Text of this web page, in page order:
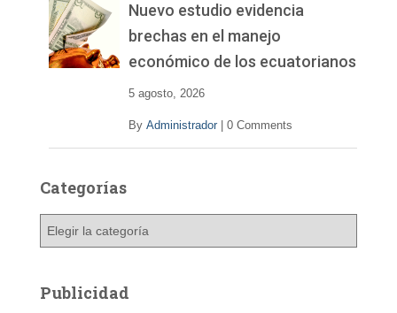
Nuevo estudio evidencia
brechas en el manejo
económico de los ecuatorianos
5 agosto, 2026
By Administrador 0 Comments
Categorías
g
Publicidad